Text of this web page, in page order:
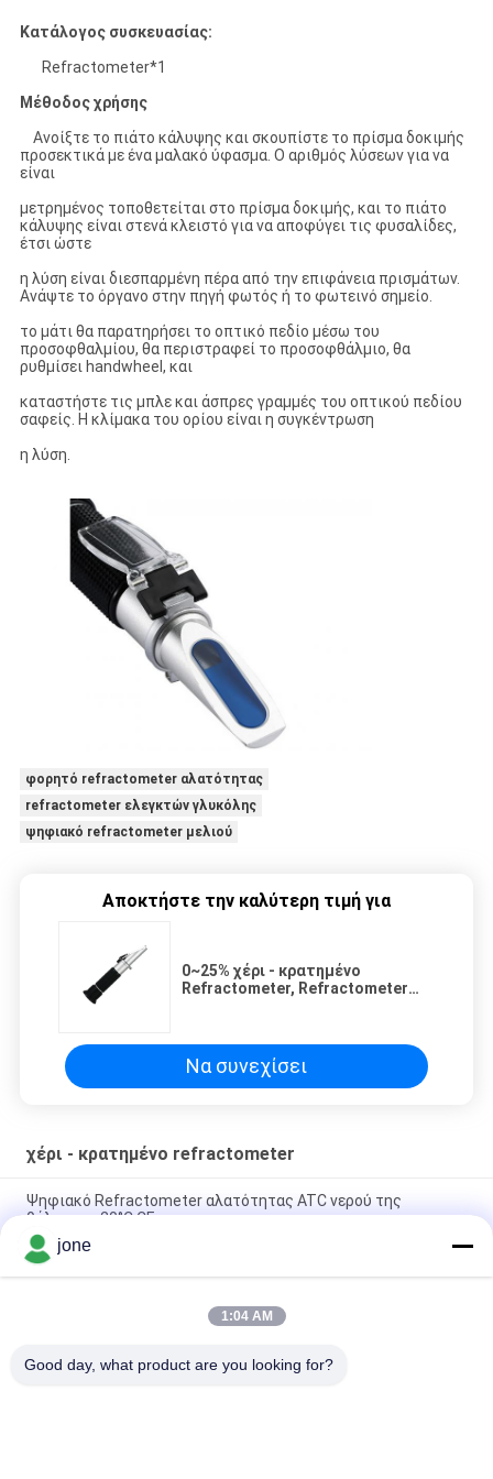
Κατάλογος συσκευασίας:
Refractometer*1
Μέθοδος χρήσης
Ανοίξτε το πιάτο κάλυψης και σκουπίστε το πρίσμα δοκιμής
προσεκτικά με ένα μαλακό ύφασμα. Ο αριθμός λύσεων για να
είναι
μετρημένος τοποθετείται στο πρίσμα δοκιμής, και το πιάτο
κάλυψης είναι στενά κλειστό για να αποφύγει τις φυσαλίδες,
έτσι ώστε
η λύση είναι διεσπαρμένη πέρα από την επιφάνεια πρισμάτων.
Ανάψτε το όργανο στην πηγή φωτός ή το φωτεινό σημείο.
το μάτι θα παρατηρήσει το οπτικό πεδίο μέσω του
προσοφθαλμίου, θα περιστραφεί το προσοφθάλμιο, θα
ρυθμίσει handwheel, και
καταστήστε τις μπλε και άσπρες γραμμές του οπτικού πεδίου
σαφείς. Η κλίμακα του ορίου είναι η συγκέντρωση
η λύση.
φορητό refractometer αλατότητας
refractometer ελεγκτών γλυκόλης
ψηφιακό refractometer μελιού
Αποκτήστε την καλύτερη τιμή για
0~25% χέρι - κρατημένο
Refractometer, Refractometer
Να συνεχίσει
χέρι - κρατημένο refractometer
Ψηφιακό Refractometer αλατότητας ATC νερού της
θάλασσας 20°C CE
100ppt δώρο που συσκευάζει 2 1 Refractometer αλατότητας
ATC
Ψηφιακός μετρητής αλατότητας ATC ενυδρείων 1.070SG
jone
1:04 AM
Good day, what product are you looking for?